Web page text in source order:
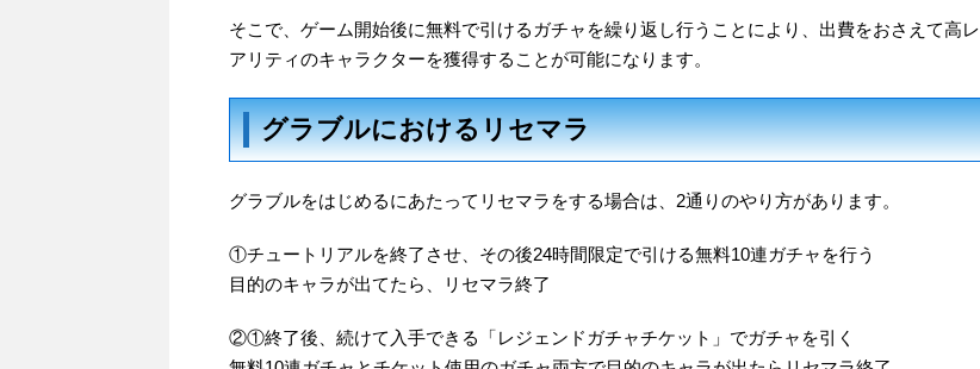
そこで、ゲーム開始後に無料で引けるガチャを繰り返し行うことにより、出費をおさえて高レ
アリティのキャラクターを獲得することが可能になります。
グラブルにおけるリセマラ
グラブルをはじめるにあたってリセマラをする場合は、2通りのやり方があります。
①チュートリアルを終了させ、その後24時間限定で引ける無料10連ガチャを行う
目的のキャラが出てたら、リセマラ終了
②①終了後、続けて入手できる「レジェンドガチャチケット」でガチャを引く